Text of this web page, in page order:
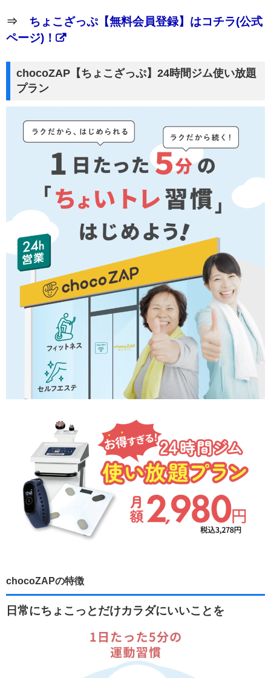
⇒ ちょこざっぷ【無料会員登録】はコチラ(公式
ページ)！
chocoZAP【ちょこざっぷ】24時間ジム使い放題
プラン
chocoZAPの特徴
日常にちょこっとだけカラダにいいことを